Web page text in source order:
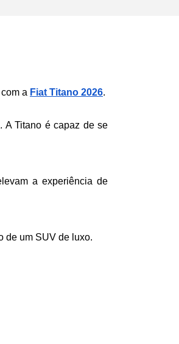
a Fiat Titano 2026.
A Titano é capaz de se
a experiência de
de um SUV de luxo.